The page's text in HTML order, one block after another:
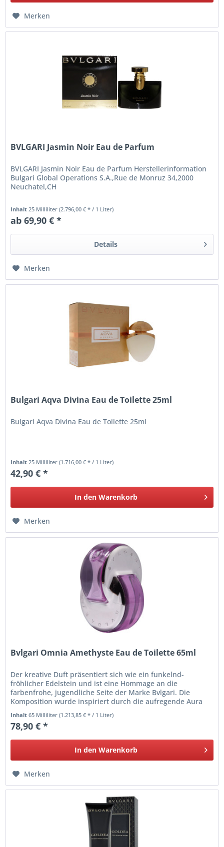
Merken
BVLGARI Jasmin Noir Eau de Parfum
BVLGARI Jasmin Noir Eau de Parfum Herstellerinformation
Bulgari Global Operations S.A.,Rue de Monruz 34,2000
Neuchatel,CH
Inhalt25 Milliliter(2.796,00 € * / 1 Liter)
ab 69,90 € *
Details
Merken
Bulgari Aqva Divina Eau de Toilette 25ml
Bulgari Aqva Divina Eau de Toilette 25ml
Inhalt25 Milliliter(1.716,00 € * / 1 Liter)
42,90 € *
In den Warenkorb
Merken
Bvlgari Omnia Amethyste Eau de Toilette 65ml
Der kreative Duft präsentiert sich wie ein funkelnd-
fröhlicher Edelstein und ist eine Hommage an die
farbenfrohe, jugendliche Seite der Marke Bvlgari. Die
Komposition wurde inspiriert durch die aufregende Aura
Inhalt65 Milliliter(1.213,85 € * / 1 Liter)
78,90 € *
In den Warenkorb
Merken